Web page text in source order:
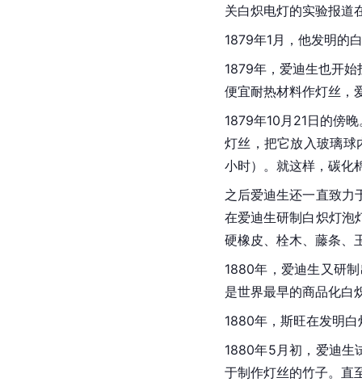
关白炽电灯的实验报道
1879年1月，他发明的
1879年，爱迪生也开
便宜耐热材料作灯丝，
1879年10月21日的傍
灯丝，把它放入玻璃
小时）。就这样，碳化
之后爱迪生还一直致力
在爱迪生研制白炽灯泡
硬橡皮、栓木、藤条、
1880年，爱迪生又研
是世界最早的商品化白
1880年，斯旺在发明
1880年5月初，爱迪生
于制作灯丝的竹子。直